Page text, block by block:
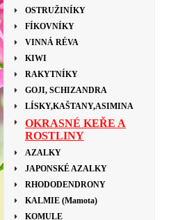
OSTRUŽINÍKY
FÍKOVNÍKY
VINNÁ RÉVA
KIWI
RAKYTNÍKY
GOJI, SCHIZANDRA
LÍSKY,KAŠTANY,ASIMINA
OKRASNÉ KEŘE A
ROSTLINY
AZALKY
JAPONSKÉ AZALKY
RHODODENDRONY
KALMIE (Mamota)
KOMULE